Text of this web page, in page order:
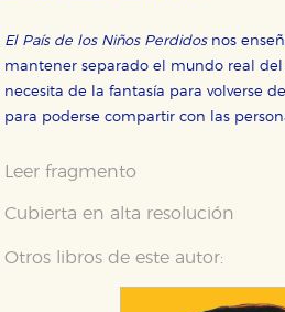
El País de los Niños Perdidosnos
mantener separado el mundo real del
necesita de la fantasía para volverse
para poderse compartir con las
Leer fragmento
Cubierta en alta resolución
Otros libros de este autor:
HABILITAR TODO
Estas cookies son necesarias
nuestro sistema. Es posible
áreas de nuestra web dejen
correctamente.